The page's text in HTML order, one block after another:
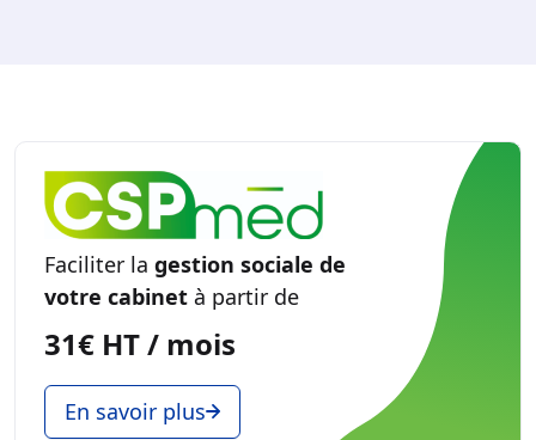
Faciliter la gestion sociale de
votre cabinet à partir de
31€ HT / mois
En savoir plus